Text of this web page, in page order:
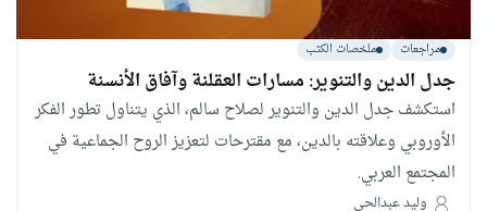
مراجعات ملخصات الكتب
جدل الدين والتنوير: مسارات العقلنة وآفاق الأنسنة
استكشف جدل الدين والتنوير لصلاح سالم، الذي يتناول تطور الفكر
الأوروبي وعلاقته بالدين، مع مقترحات لتعزيز الروح الجماعية في
المجتمع العربي.
وليد عبدالحي